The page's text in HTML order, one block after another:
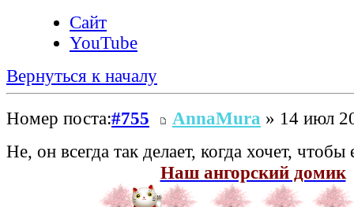
Сайт
YouTube
Вернуться к началу
Номер поста:#755 AnnaMura » 14 июл
Не, он всегда так делает, когда хочет,
Наш ангорский домик